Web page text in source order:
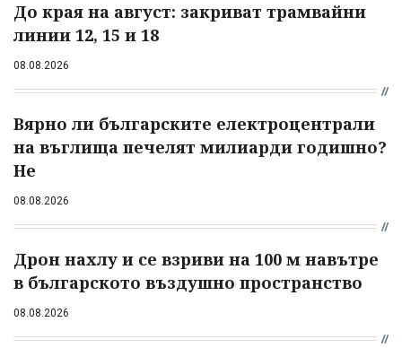
До края на август: закриват трамвайни
линии 12, 15 и 18
08.08.2026
Вярно ли българските електроцентрали
на въглища печелят милиарди годишно?
Не
08.08.2026
Дрон нахлу и се взриви на 100 м навътре
в българското въздушно пространство
08.08.2026